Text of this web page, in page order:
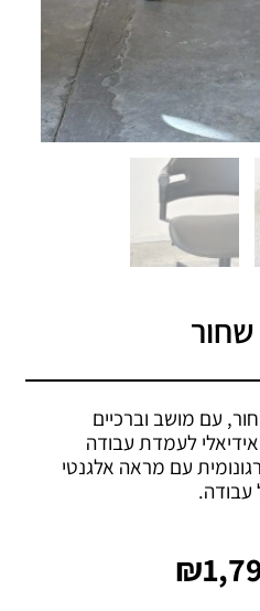
עם מושב וברכיים
אידיאלי לעמדת עבודה
עם מראה אלגנטי
₪